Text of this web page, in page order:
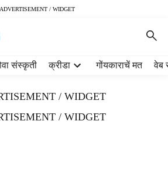
ADVERTISEMENT / WIDGET
संस्कृती क्रीडा गोंयकाराचें मत वेब
/ WIDGET
/ WIDGET